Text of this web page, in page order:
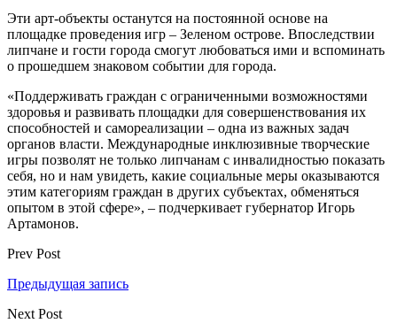
Эти арт-объекты останутся на постоянной основе на
площадке проведения игр – Зеленом острове. Впоследствии
липчане и гости города смогут любоваться ими и вспоминать
о прошедшем знаковом событии для города.
«Поддерживать граждан с ограниченными возможностями
здоровья и развивать площадки для совершенствования их
способностей и самореализации – одна из важных задач
органов власти. Международные инклюзивные творческие
игры позволят не только липчанам с инвалидностью показать
себя, но и нам увидеть, какие социальные меры оказываются
этим категориям граждан в других субъектах, обменяться
опытом в этой сфере», – подчеркивает губернатор Игорь
Артамонов.
Prev Post
Предыдущая запись
Next Post